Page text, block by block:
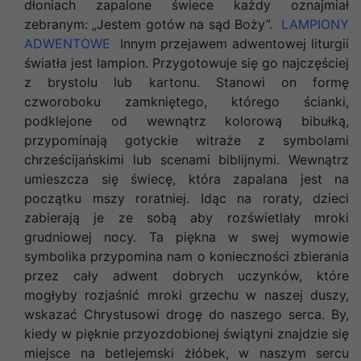
dłoniach zapalone świece każdy oznajmiał
zebranym: „Jestem gotów na sąd Boży”. LAMPIONY
ADWENTOWE Innym przejawem adwentowej liturgii
światła jest lampion. Przygotowuje się go najczęściej
z brystolu lub kartonu. Stanowi on formę
czworoboku zamkniętego, którego ścianki,
podklejone od wewnątrz kolorową bibułką,
przypominają gotyckie witraże z symbolami
chrześcijańskimi lub scenami biblijnymi. Wewnątrz
umieszcza się świecę, która zapalana jest na
początku mszy roratniej. Idąc na roraty, dzieci
zabierają je ze sobą aby rozświetlały mroki
grudniowej nocy. Ta piękna w swej wymowie
symbolika przypomina nam o konieczności zbierania
przez cały adwent dobrych uczynków, które
mogłyby rozjaśnić mroki grzechu w naszej duszy,
wskazać Chrystusowi drogę do naszego serca. By,
kiedy w pięknie przyozdobionej świątyni znajdzie się
miejsce na betlejemski żłóbek, w naszym sercu